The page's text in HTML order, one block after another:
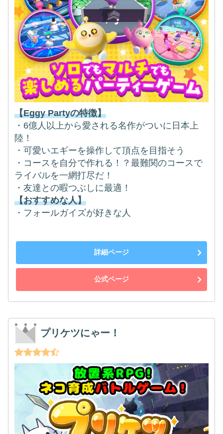
【Eggy Partyの特徴】
・6億人以上から愛される名作がついに日本上
陸！
・可愛いエギーを操作して頂点を目指そう
・コースを自分で作れる！？最難関のコースで
ライバルを一網打尽だ！
・友達との暇つぶしに最適！
【おすすめな人】
・フォールガイズが好きな人
詳細ページ
公式ページ
プリケツにゃー！